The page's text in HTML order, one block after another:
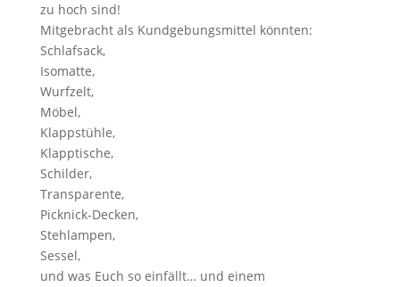
zu hoch sind!
Mitgebracht als Kundgebungsmittel könnten:
Schlafsack,
Isomatte,
Wurfzelt,
Möbel,
Klappstühle,
Klapptische,
Schilder,
Transparente,
Picknick-Decken,
Stehlampen,
Sessel,
und was Euch so einfällt… und einem